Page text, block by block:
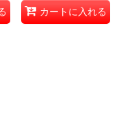
カートに入れる